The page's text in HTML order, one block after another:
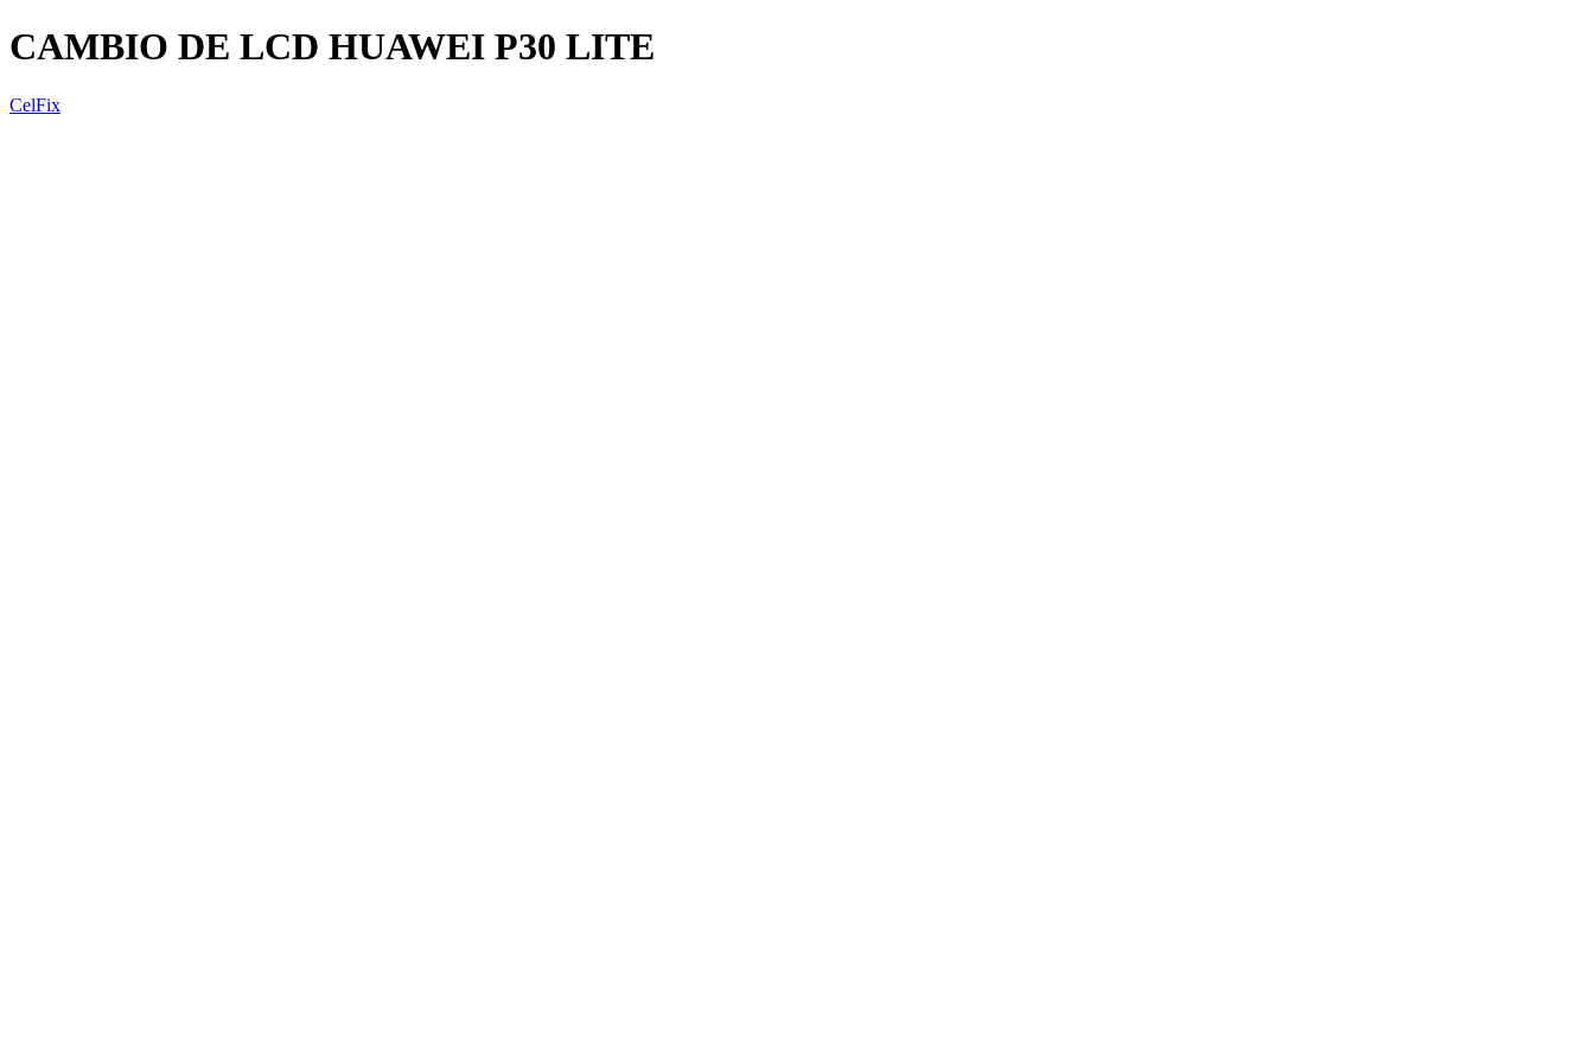
CAMBIO DE LCD HUAWEI P30 LITE
CelFix